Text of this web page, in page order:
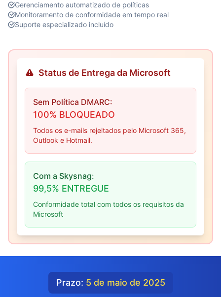
Gerenciamento automatizado de políticas
Monitoramento de conformidade em tempo real
Suporte especializado incluído
Status de Entrega da Microsoft
Sem Política DMARC:
100% BLOQUEADO
Todos os e-mails rejeitados pelo Microsoft 365,
Outlook e Hotmail.
Com a Skysnag:
99,5% ENTREGUE
Conformidade total com todos os requisitos da
Microsoft
Prazo: 5 de maio de 2025